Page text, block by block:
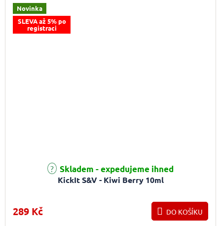
Novinka
SLEVA až 5% po
registraci
KickIt S&V - Kiwi Berry 10ml
Skladem - expedujeme ihned
289 Kč DO KOŠÍKU